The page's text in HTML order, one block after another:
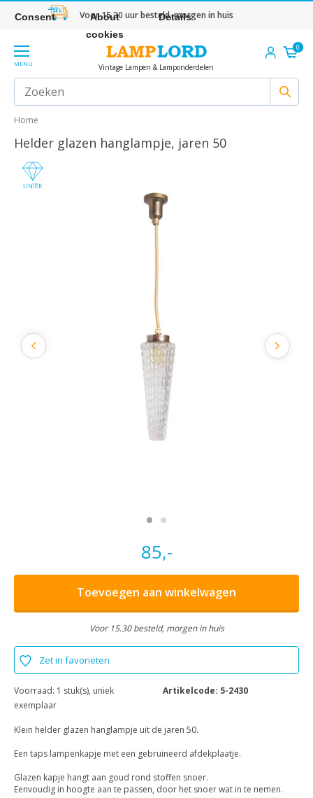
Voor 15.30 uur besteld, morgen in huis
MENU Vintage Lampen & Lamponderdelen
0
Home
Helder glazen hanglampje, jaren 50
85,-
Toevoegen aan winkelwagen
Voor 15.30 besteld, morgen in huis
Zet in favorieten
Voorraad: 1 stuk(s), uniek
exemplaar
Artikelcode: 5-2430
Klein helder glazen hanglampje uit de jaren 50.
Een taps lampenkapje met een gebruineerd afdekplaatje.
Glazen kapje hangt aan goud rond stoffen snoer.
Eenvoudig in hoogte aan te passen, door het snoer wat in te nemen.
Consent
About
cookies
Details